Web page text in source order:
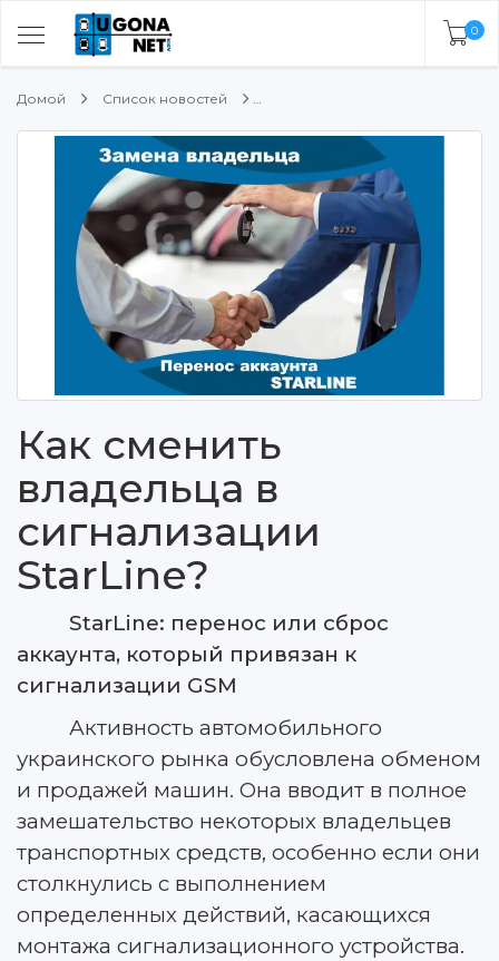
0
Домой Список новостей
Как сменить
владельца в
сигнализации
StarLine?
StarLine: перенос или сброс
аккаунта, который привязан к
сигнализации GSM
Активность автомобильного
украинского рынка обусловлена обменом
и продажей машин. Она вводит в полное
замешательство некоторых владельцев
транспортных средств, особенно если они
столкнулись с выполнением
определенных действий, касающихся
монтажа сигнализационного устройства.